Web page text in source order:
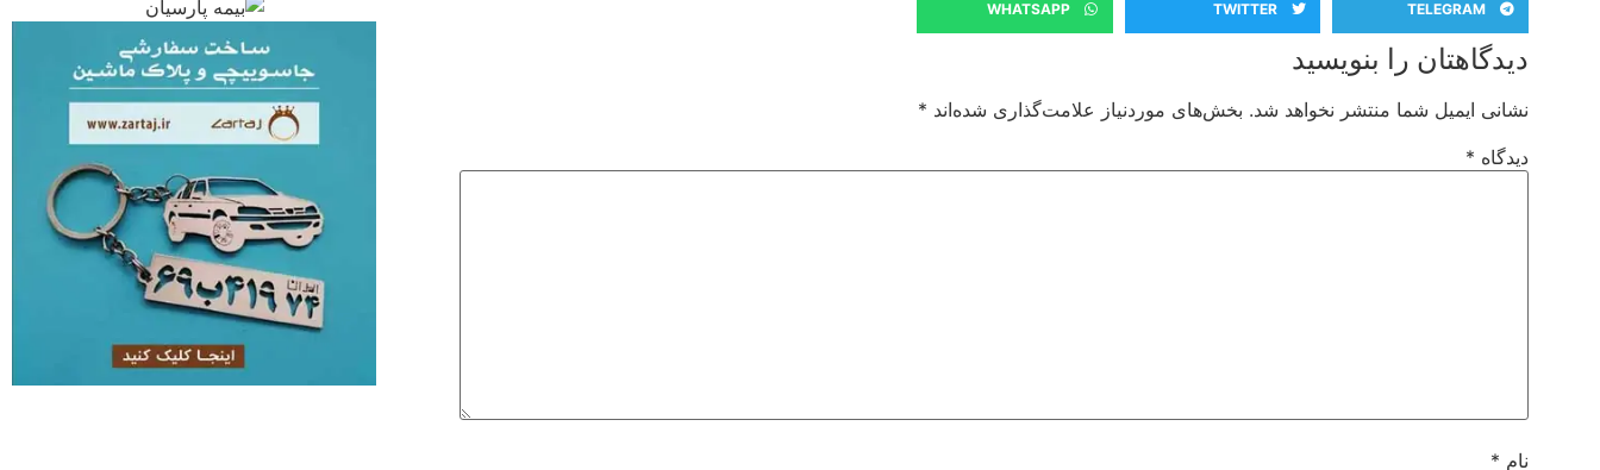
TELEGRAM
TWITTER
WHATSAPP
دیدگاهتان را بنویسید
نشانی ایمیل شما منتشر نخواهد شد. بخش‌های موردنیاز علامت‌گذاری شده‌اند *
دیدگاه *
نام *